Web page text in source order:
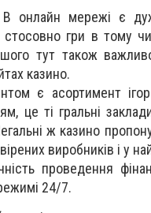
В онлайн мережі є
гри в тому
тут також
казино.
є асортимент ігор
це ті гральні
ж казино
виробників і у
проведення
24/7.